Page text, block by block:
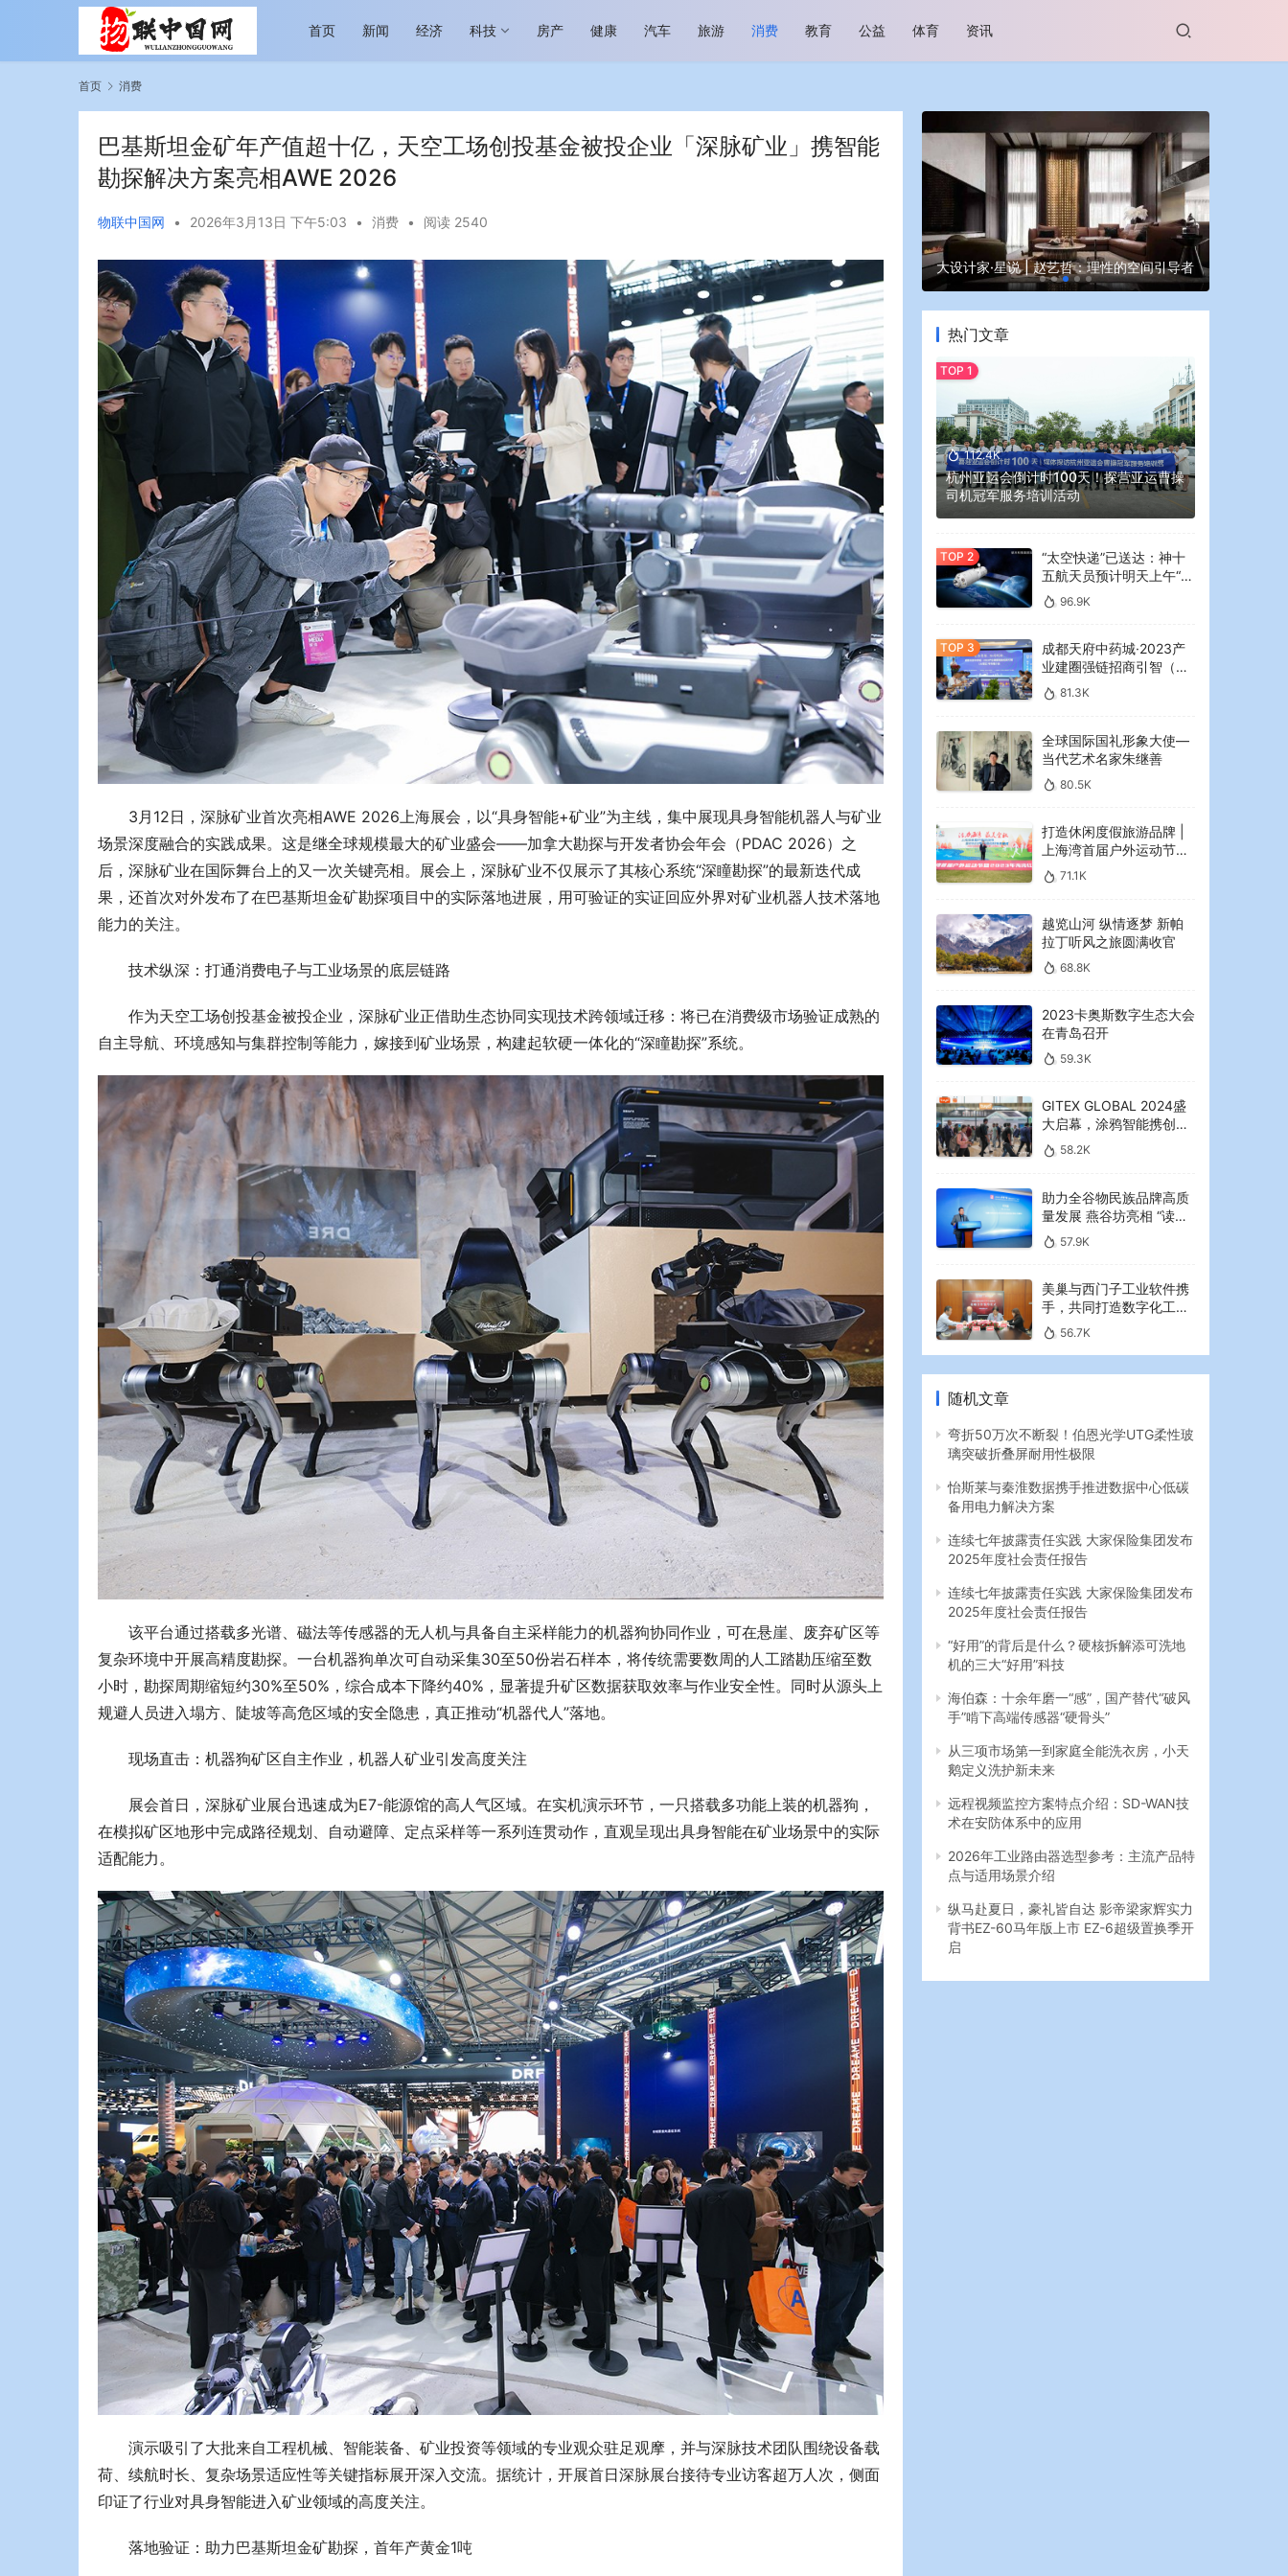
首页 新闻 经济 科技 房产 健康 汽车 旅游 消费 教育 公益 体育 资讯
首页 消费
巴基斯坦金矿年产值超十亿，天空工场创投基金被投企业「深脉矿业」携智能
勘探解决方案亮相AWE 2026
物联中国网 • 2026年3月13日 下午5:03 • 消费 • 阅读 2540
3月12日，深脉矿业首次亮相AWE 2026上海展会，以“具身智能+矿业”为主线，集中展现具身智能机器人与矿业
场景深度融合的实践成果。这是继全球规模最大的矿业盛会——加拿大勘探与开发者协会年会（PDAC 2026）之
后，深脉矿业在国际舞台上的又一次关键亮相。展会上，深脉矿业不仅展示了其核心系统“深瞳勘探”的最新迭代成
果，还首次对外发布了在巴基斯坦金矿勘探项目中的实际落地进展，用可验证的实证回应外界对矿业机器人技术落地
能力的关注。
技术纵深：打通消费电子与工业场景的底层链路
作为天空工场创投基金被投企业，深脉矿业正借助生态协同实现技术跨领域迁移：将已在消费级市场验证成熟的
自主导航、环境感知与集群控制等能力，嫁接到矿业场景，构建起软硬一体化的“深瞳勘探”系统。
该平台通过搭载多光谱、磁法等传感器的无人机与具备自主采样能力的机器狗协同作业，可在悬崖、废弃矿区等
复杂环境中开展高精度勘探。一台机器狗单次可自动采集30至50份岩石样本，将传统需要数周的人工踏勘压缩至数
小时，勘探周期缩短约30%至50%，综合成本下降约40%，显著提升矿区数据获取效率与作业安全性。同时从源头上
规避人员进入塌方、陡坡等高危区域的安全隐患，真正推动“机器代人”落地。
现场直击：机器狗矿区自主作业，机器人矿业引发高度关注
展会首日，深脉矿业展台迅速成为E7-能源馆的高人气区域。在实机演示环节，一只搭载多功能上装的机器狗，
在模拟矿区地形中完成路径规划、自动避障、定点采样等一系列连贯动作，直观呈现出具身智能在矿业场景中的实际
适配能力。
演示吸引了大批来自工程机械、智能装备、矿业投资等领域的专业观众驻足观摩，并与深脉技术团队围绕设备载
荷、续航时长、复杂场景适应性等关键指标展开深入交流。据统计，开展首日深脉展台接待专业访客超万人次，侧面
印证了行业对具身智能进入矿业领域的高度关注。
落地验证：助力巴基斯坦金矿勘探，首年产黄金1吨
行展现蓬勃生机
“读懂中国”国际会议
大设计家·星说 | 赵艺哲：理性的空间引导者
热门文章
112.4K
杭州亚运会倒计时100天！探营亚运曹操
司机冠军服务培训活动
“太空快递”已送达：神十
五航天员预计明天上午“拆
快递”96.9K
成都天府中药城·2023产
业建圈强链招商引智（大
湾区）专场推介会在广州
举行
81.3K
全球国际国礼形象大使—
当代艺术名家朱继善
80.5K
打造休闲度假旅游品牌 |
上海湾首届户外运动节暨
2023年海湾红叶节启幕
71.1K
越览山河 纵情逐梦 新帕
拉丁听风之旅圆满收官
68.8K
2023卡奥斯数字生态大会
在青岛召开
59.3K
GITEX GLOBAL 2024盛
大启幕，涂鸦智能携创新
AI解决方案引领中东可持
续未来
58.2K
助力全谷物民族品牌高质
量发展 燕谷坊亮相 “读懂
中国”国际会议
57.9K
美巢与西门子工业软件携
手，共同打造数字化工业
新篇章
56.7K
随机文章
弯折50万次不断裂！伯恩光学UTG柔性玻
璃突破折叠屏耐用性极限
怡斯莱与秦淮数据携手推进数据中心低碳
备用电力解决方案
连续七年披露责任实践 大家保险集团发布
2025年度社会责任报告
连续七年披露责任实践 大家保险集团发布
2025年度社会责任报告
“好用”的背后是什么？硬核拆解添可洗地
机的三大“好用”科技
海伯森：十余年磨一“感”，国产替代“破风
手”啃下高端传感器“硬骨头”
从三项市场第一到家庭全能洗衣房，小天
鹅定义洗护新未来
远程视频监控方案特点介绍：SD-WAN技
术在安防体系中的应用
2026年工业路由器选型参考：主流产品特
点与适用场景介绍
纵马赴夏日，豪礼皆自达 影帝梁家辉实力
背书EZ-60马年版上市 EZ-6超级置换季开
启